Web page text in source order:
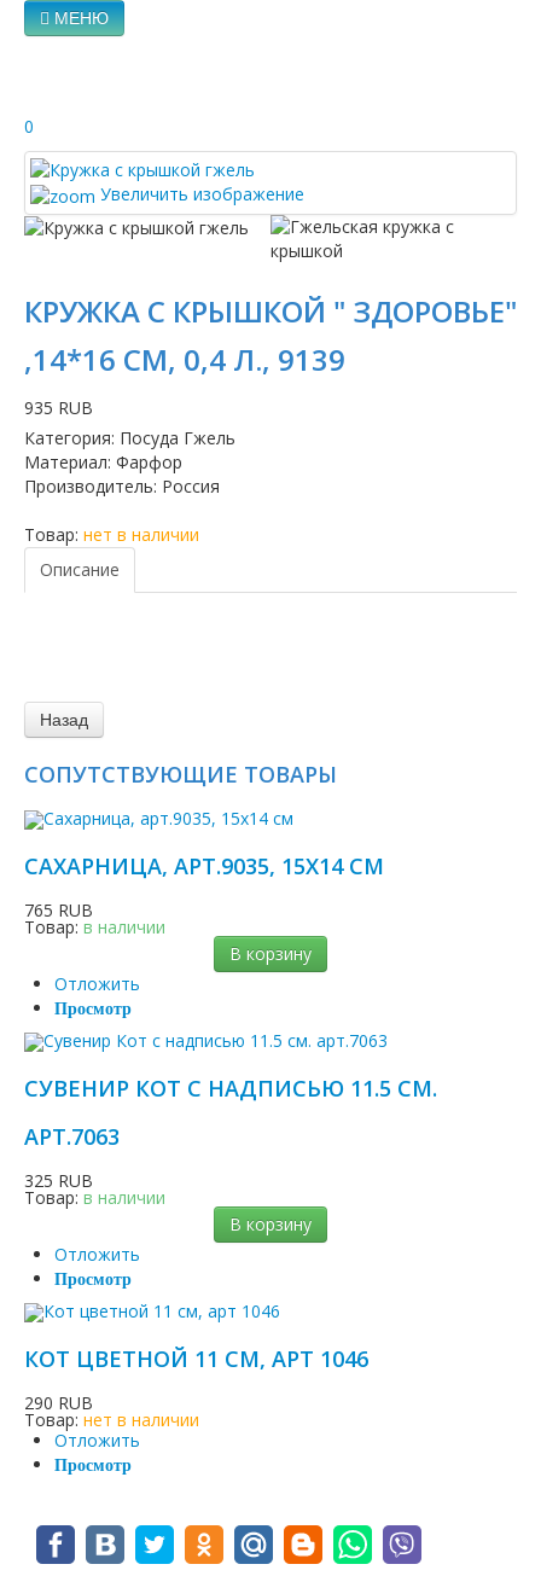
МЕНЮ
0
Увеличить изображение
КРУЖКА С КРЫШКОЙ " ЗДОРОВЬЕ"
,14*16 СМ, 0,4 Л., 9139
935 RUB
Категория: Посуда Гжель
Материал: Фарфор
Производитель: Россия
Товар: нет в наличии
Описание
СОПУТСТВУЮЩИЕ ТОВАРЫ
САХАРНИЦА, АРТ.9035, 15Х14 СМ
765 RUB
Товар: в наличии
В корзину
Отложить
Просмотр
СУВЕНИР КОТ С НАДПИСЬЮ 11.5 СМ.
АРТ.7063
325 RUB
Товар: в наличии
В корзину
Отложить
Просмотр
КОТ ЦВЕТНОЙ 11 СМ, АРТ 1046
290 RUB
Товар: нет в наличии
Отложить
Просмотр